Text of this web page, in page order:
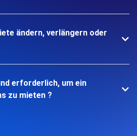
ändern, verlängern oder
erforderlich, um ein
zu mieten ?